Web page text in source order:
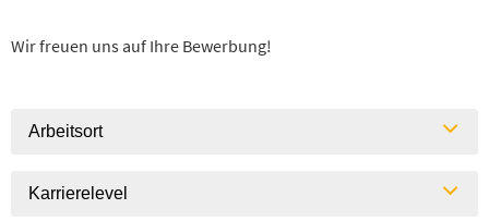
Wir freuen uns auf Ihre Bewerbung!
Arbeitsort
Karrierelevel